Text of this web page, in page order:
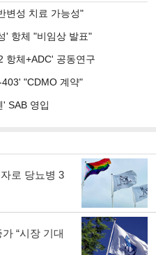
변성 치료 가능성"
' 항체 "비임상 발표"
항체+ADC' 공동연구
"CDMO 계약"
SAB 영입
로 당뇨병 3
“시장 기대